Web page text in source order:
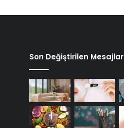
Son Değiştirilen Mesajlar